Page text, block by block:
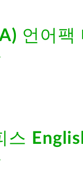
언어팩
스